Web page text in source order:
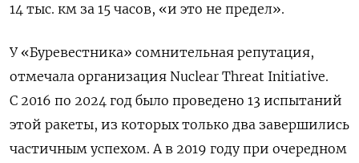
14 тыс. км за 15 часов, «и это не предел».
У «Буревестника» сомнительная репутация,
отмечала организация Nuclear Threat Initiative.
С 2016 по 2024 год было проведено 13 испытаний
этой ракеты, из которых только два завершились
частичным успехом. А в 2019 году при очередном